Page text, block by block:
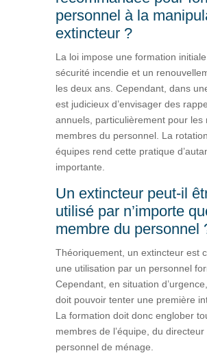
personnel à la
extincteur ?
La loi impose une formation
sécurité incendie et un
les deux ans. Cependant, dans
est judicieux d’envisager des
annuels, particulièrement pour les
membres du personnel. La
équipes rend cette pratique
importante.
Un extincteur peut-il
utilisé par n’importe
membre du personnel
Théoriquement, un extincteur est
une utilisation par un personnel
Cependant, en situation
doit pouvoir tenter une première
La formation doit donc englober
membres de l’équipe, du directeur
personnel de ménage.